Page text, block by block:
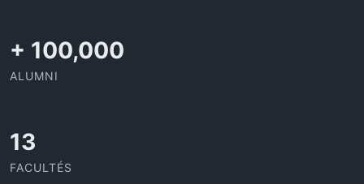
+ 100,000
ALUMNI
13
FACULTÉS